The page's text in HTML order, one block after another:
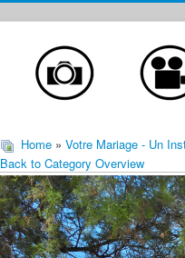
Home » Votre Mariage - Un
Back to Category Overview